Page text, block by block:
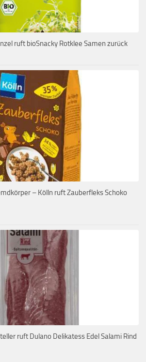
ruft bioSnacky Rotklee Samen zurück
– Kölln ruft Zauberfleks Schoko
ruft Dulano Delikatess Edel Salami Rind